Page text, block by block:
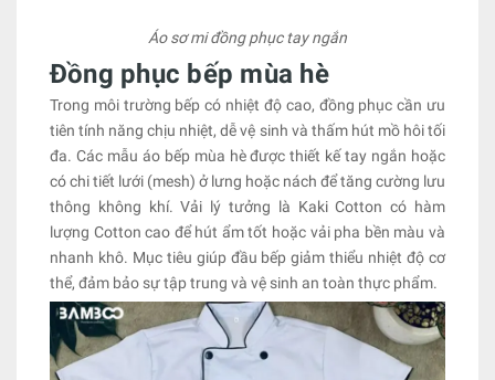
Áo sơ mi đồng phục tay ngắn
Đồng phục bếp mùa hè
Trong môi trường bếp có nhiệt độ cao, đồng phục cần ưu
tiên tính năng chịu nhiệt, dễ vệ sinh và thấm hút mồ hôi tối
đa. Các mẫu áo bếp mùa hè được thiết kế tay ngắn hoặc
có chi tiết lưới (mesh) ở lưng hoặc nách để tăng cường lưu
thông không khí. Vải lý tưởng là Kaki Cotton có hàm
lượng Cotton cao để hút ẩm tốt hoặc vải pha bền màu và
nhanh khô. Mục tiêu giúp đầu bếp giảm thiểu nhiệt độ cơ
thể, đảm bảo sự tập trung và vệ sinh an toàn thực phẩm.